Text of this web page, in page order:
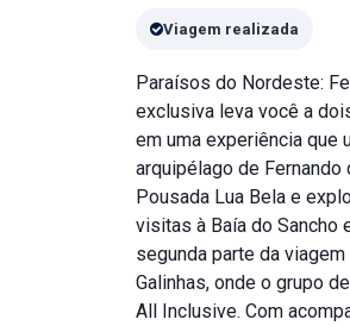
Viagem realizada
Paraísos do Nordeste:
exclusiva leva você a
em uma experiência que
arquipélago de Fernando
Pousada Lua Bela e
visitas à Baía do Sancho
segunda parte da
Galinhas, onde o grupo
All Inclusive. Com